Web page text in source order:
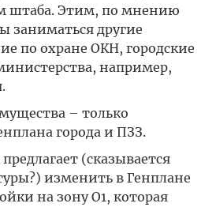
штаба. Этим, по мнению
заниматься другие
по охране ОКН, городские
например,
– только
города и ПЗЗ.
(сказывается
изменить в Генплане
на зону О1, которая